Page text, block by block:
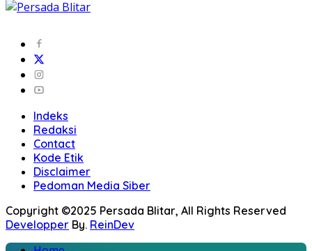
Indeks
Redaksi
Contact
Kode Etik
Disclaimer
Pedoman Media Siber
Copyright ©2025 Persada Blitar, All Rights Reserved
Developper By. ReinDev